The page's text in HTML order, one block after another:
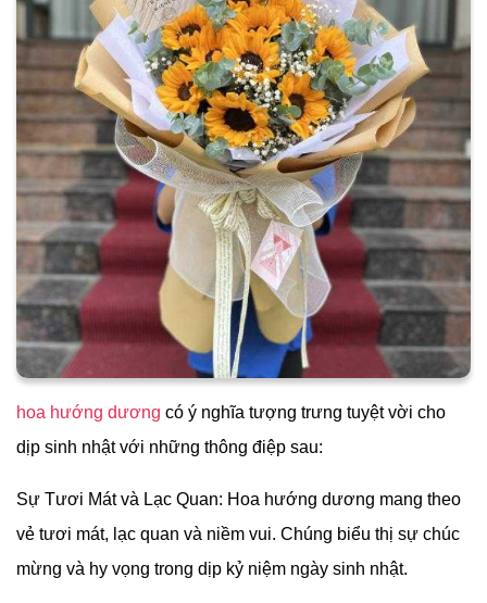
hoa hướng dương có ý nghĩa tượng trưng tuyệt vời cho
dịp sinh nhật với những thông điệp sau:
Sự Tươi Mát và Lạc Quan: Hoa hướng dương mang theo
vẻ tươi mát, lạc quan và niềm vui. Chúng biểu thị sự chúc
mừng và hy vọng trong dịp kỷ niệm ngày sinh nhật.